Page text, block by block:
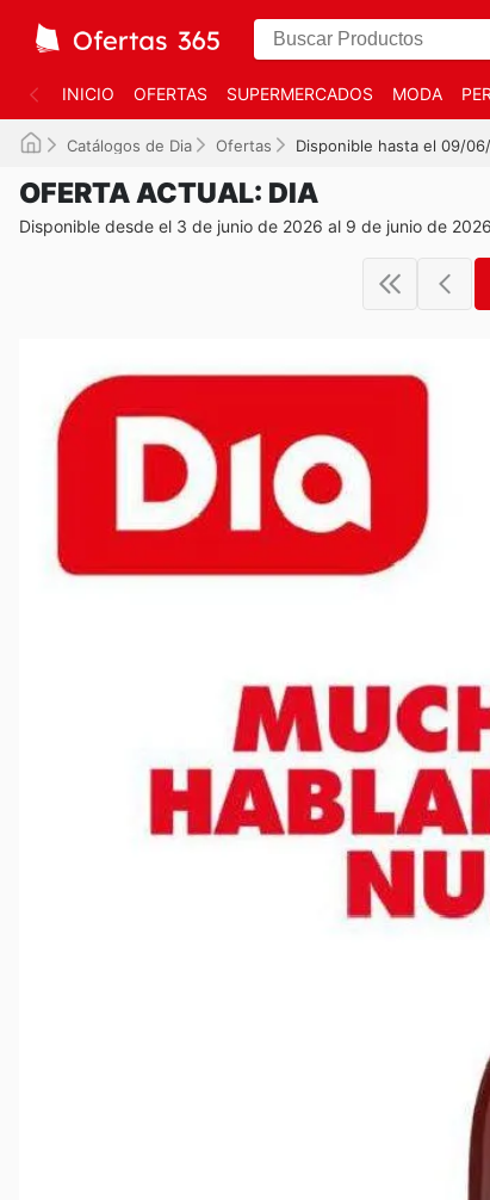
INICIO OFERTAS SUPERMERCADOS MODA
Catálogos de Dia Ofertas Disponible hasta el 09/
OFERTA ACTUAL: DIA
Disponible desde el 3 de junio de 2026 al 9 de junio de 2026